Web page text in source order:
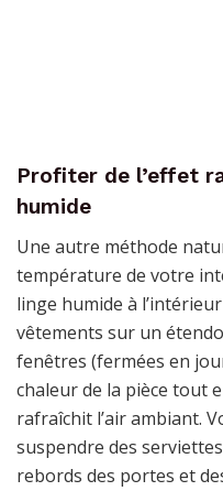
Profiter de l’effet
humide
Une autre méthode
température de votre
linge humide à
vêtements sur un
fenêtres (fermées en
chaleur de la pièce tout
rafraîchit l’air ambiant.
suspendre des
rebords des portes et